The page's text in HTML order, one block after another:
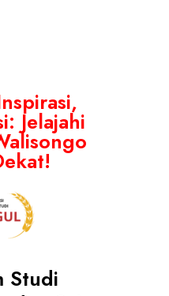
Jelajahi
Studi